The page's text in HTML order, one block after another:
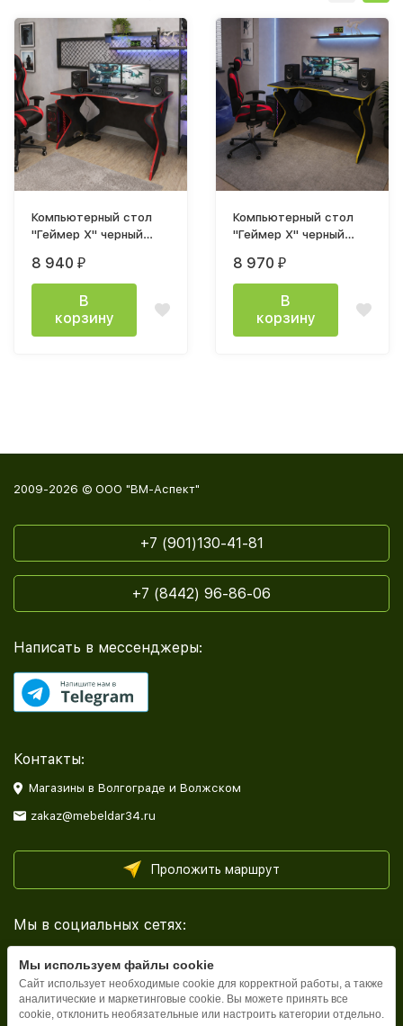
Компьютерный стол
"Геймер Х" черный
8 940 ₽
В
корзину
Компьютерный стол
"Геймер Х" черный
8 970 ₽
В
корзину
2009-2026 © ООО "ВМ-Аспект"
+7 (901)130-41-81
+7 (8442) 96-86-06
Написать в мессенджеры:
Контакты:
Магазины в Волгограде и Волжском
zakaz@mebeldar34.ru
Проложить маршрут
Мы в социальных сетях:
Каталог
Мы используем файлы cookie
Сайт использует необходимые cookie для корректной работы, а также
аналитические и маркетинговые cookie. Вы можете принять все
cookie, отклонить необязательные или настроить категории отдельно.